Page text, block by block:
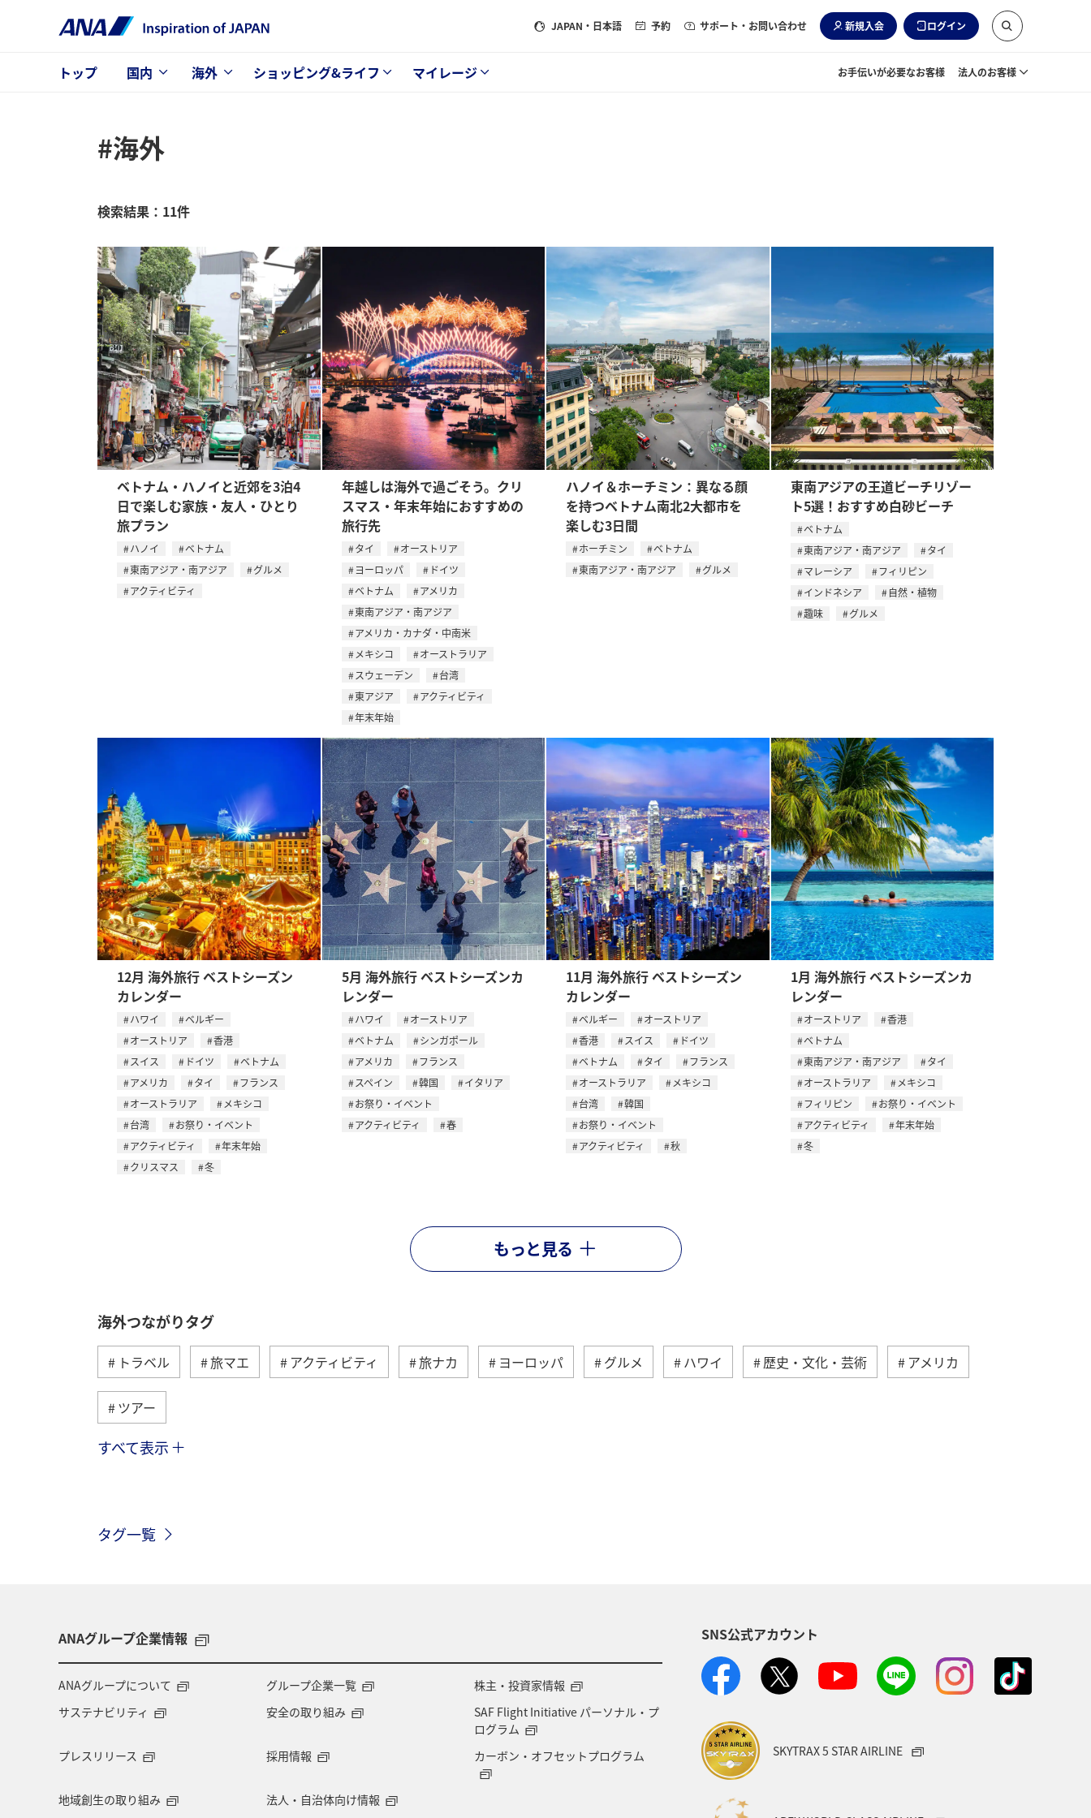
JAPAN ・日本語 予約 サポート・お問い合わせ 新規入会 ログイン
トップ 国内 海外 ショッピング&ライフ マイレージ お手伝いが必要なお客様 法人のお客様
#海外
検索結果：11件
ベトナム・ハノイと近郊を3泊4
日で楽しむ家族・友人・ひとり
旅プラン
ハノイ
ベトナム
東南アジア・南アジア
グルメ
アクティビティ
年越しは海外で過ごそう。クリ
スマス・年末年始におすすめの
旅行先
タイ
オーストリア
ヨーロッパ
ドイツ
ベトナム
アメリカ
東南アジア・南アジア
アメリカ・カナダ・中南米
メキシコ
オーストラリア
スウェーデン
台湾
東アジア
アクティビティ
年末年始
ハノイ＆ホーチミン：異なる顔
を持つベトナム南北2大都市を
楽しむ3日間
ホーチミン
ベトナム
東南アジア・南アジア
グルメ
東南アジアの王道ビーチリゾー
ト5選！おすすめ白砂ビーチ
ベトナム
東南アジア・南アジア
タイ
マレーシア
フィリピン
インドネシア
自然・植物
趣味
グルメ
12月 海外旅行 ベストシーズン
カレンダー
ハワイ
ベルギー
オーストリア
香港
スイス
ドイツ
ベトナム
アメリカ
タイ
フランス
オーストラリア
メキシコ
台湾
お祭り・イベント
アクティビティ
年末年始
クリスマス
冬
5月 海外旅行 ベストシーズンカ
レンダー
ハワイ
オーストリア
ベトナム
シンガポール
アメリカ
フランス
スペイン
韓国
イタリア
お祭り・イベント
アクティビティ
春
11月 海外旅行 ベストシーズン
カレンダー
ベルギー
オーストリア
香港
スイス
ドイツ
ベトナム
タイ
フランス
オーストラリア
メキシコ
台湾
韓国
お祭り・イベント
アクティビティ
秋
1月 海外旅行 ベストシーズンカ
レンダー
オーストリア
香港
ベトナム
東南アジア・南アジア
タイ
オーストラリア
メキシコ
フィリピン
お祭り・イベント
アクティビティ
年末年始
冬
もっと見る
海外つながりタグ
トラベル 旅マエ アクティビティ 旅ナカ ヨーロッパ グルメ ハワイ 歴史・文化・芸術 アメリカ
ツアー
ANA釣り倶楽部
メキシコ
フィリピン バンクーバー
シドニー ライフ プレミアムメンバー ブロンズサービス ANAのサービス スウェーデン 飛行機
日常 ショッピング＆ライフ
トラウト クリスマス
すべて表示
タグ一覧
ANAグループ企業情報
ANAグループについて グループ企業一覧
株主・投資家情報
サステナビリティ
安全の取り組み
SAF Flight Initiative パーソナル・プ
ログラム
プレスリリース
採用情報 カーボン・オフセットプログラム
地域創生の取り組み 法人・自治体向け情報
SNS公式アカウント
SKYTRAX 5 STAR AIRLINE